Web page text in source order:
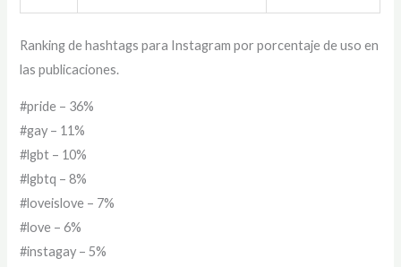
Ranking de hashtags para Instagram por porcentaje de uso en
las publicaciones.
#pride – 36%
#gay – 11%
#lgbt – 10%
#lgbtq – 8%
#loveislove – 7%
#love – 6%
#instagay – 5%